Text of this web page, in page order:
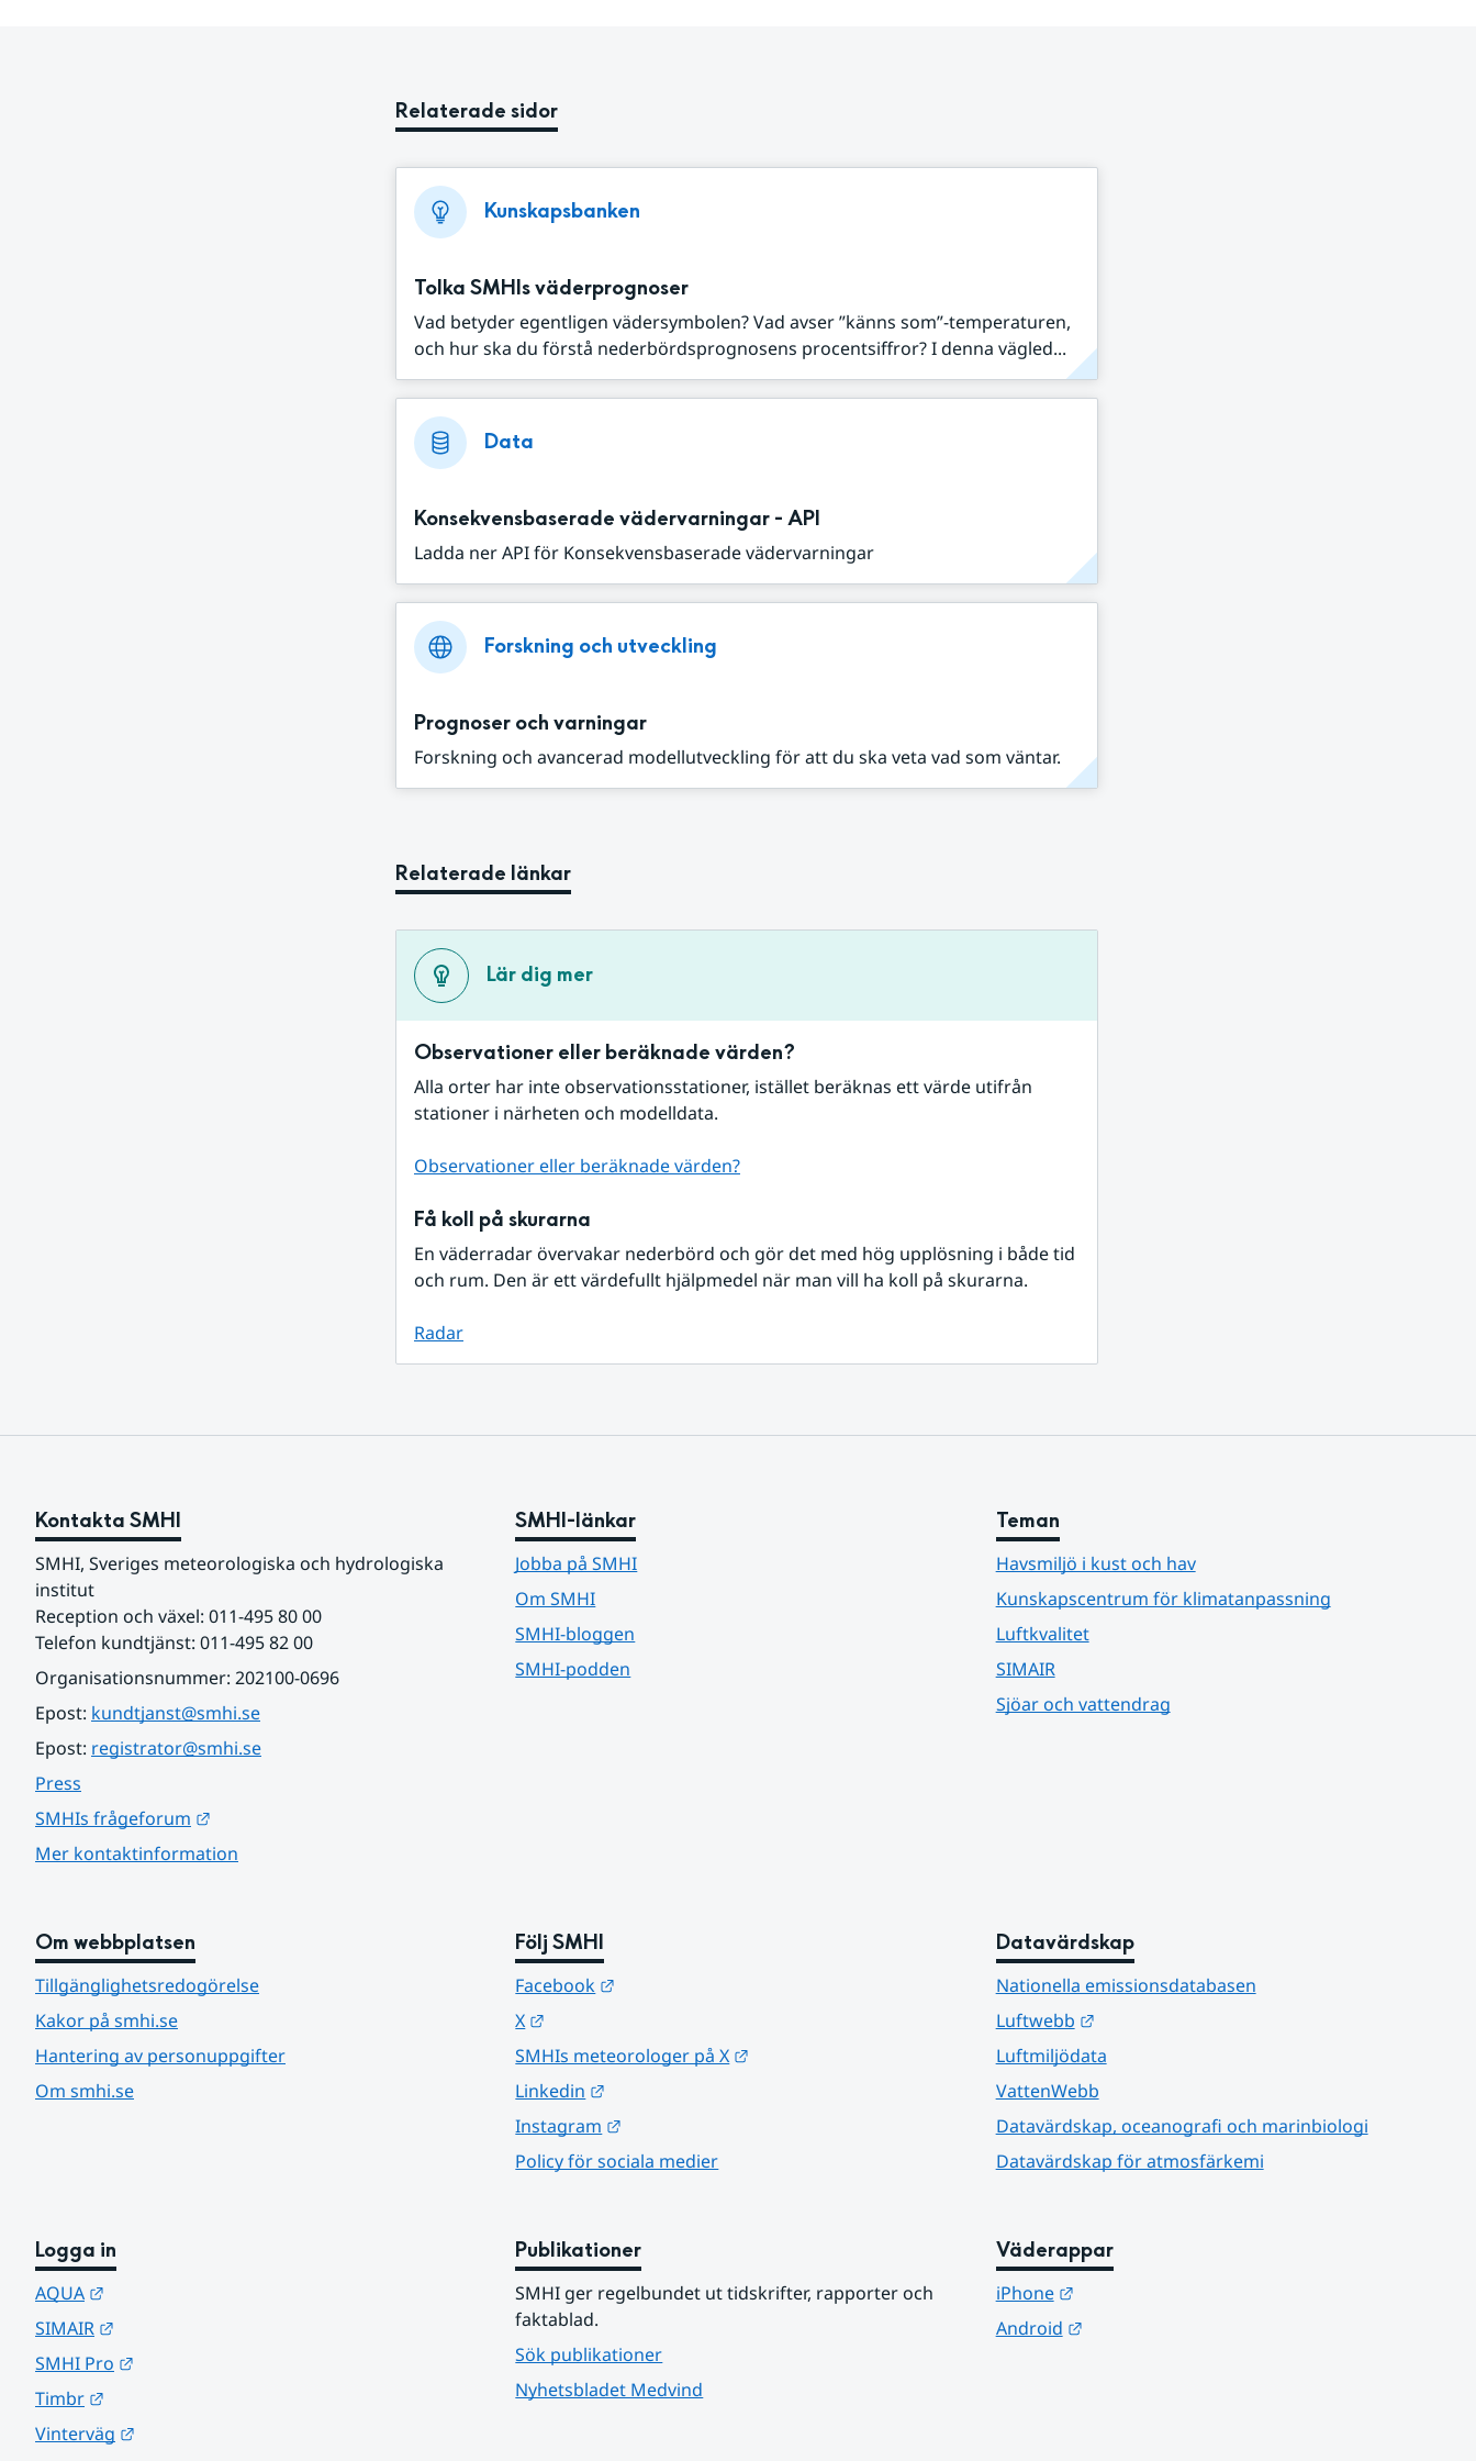
Relaterade sidor
Kunskapsbanken
Tolka SMHIs väderprognoser
Vad betyder egentligen vädersymbolen? Vad avser ”känns som”-temperaturen,
och hur ska du förstå nederbördsprognosens procentsiffror? I denna vägled...
Data
Konsekvensbaserade vädervarningar - API
Ladda ner API för Konsekvensbaserade vädervarningar
Forskning och utveckling
Prognoser och varningar
Forskning och avancerad modellutveckling för att du ska veta vad som väntar.
Relaterade länkar
Lär dig mer
Observationer eller beräknade värden?
Alla orter har inte observationsstationer, istället beräknas ett värde utifrån
stationer i närheten och modelldata.
Observationer eller beräknade värden?
Få koll på skurarna
En väderradar övervakar nederbörd och gör det med hög upplösning i både tid
och rum. Den är ett värdefullt hjälpmedel när man vill ha koll på skurarna.
Radar
Kontakta SMHI
SMHI, Sveriges meteorologiska och hydrologiska
institut
Reception och växel: 011-495 80 00
Telefon kundtjänst: 011-495 82 00
Organisationsnummer: 202100-0696
Epost: kundtjanst@smhi.se
Epost: registrator@smhi.se
Press
SMHIs frågeforum
Mer kontaktinformation
SMHI-länkar
Jobba på SMHI
Om SMHI
SMHI-bloggen
SMHI-podden
Teman
Havsmiljö i kust och hav
Kunskapscentrum för klimatanpassning
Luftkvalitet
SIMAIR
Sjöar och vattendrag
Om webbplatsen
Tillgänglighetsredogörelse
Kakor på smhi.se
Hantering av personuppgifter
Om smhi.se
Följ SMHI
Facebook
X
SMHIs meteorologer på X
Linkedin
Instagram
Policy för sociala medier
Datavärdskap
Nationella emissionsdatabasen
Luftwebb
Länk till annan webbplats.
Luftmiljödata
VattenWebb
Datavärdskap, oceanografi och marinbiologi
Datavärdskap för atmosfärkemi
Logga in
AQUA
SIMAIR
SMHI Pro
Timbr
Vinterväg
Publikationer
SMHI ger regelbundet ut tidskrifter, rapporter och
faktablad.
Sök publikationer
Nyhetsbladet Medvind
Väderappar
iPhone
Länk till annan webbplats.
Android
Länk till annan webbplats.